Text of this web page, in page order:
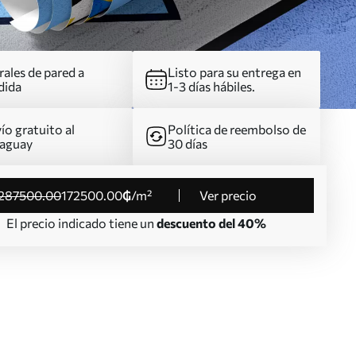
de pared a
Listo para su entrega en
1-3 días hábiles.
gratuito al
Política de reembolso de
30 días
.00172500.00₲/m²
Ver precio
El precio indicado tiene un descuento del 40%